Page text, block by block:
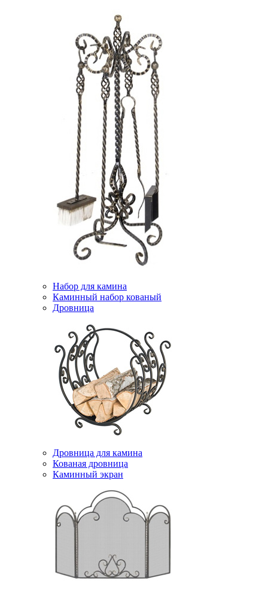
Набор для камина
Каминный набор кованый
Дровница
Дровница для камина
Кованая дровница
Каминный экран